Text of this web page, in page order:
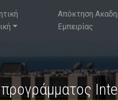
Απόκτηση
Εμπειρίας